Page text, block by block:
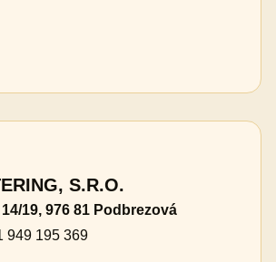
S.R.O.
19, 976 81 Podbrezová
949 195 369